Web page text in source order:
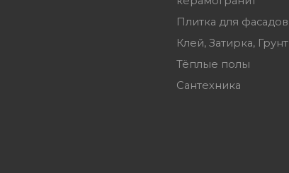
Плитка для фасадов
Клей, Затирка, Грунт
Тёплые полы
Сантехника